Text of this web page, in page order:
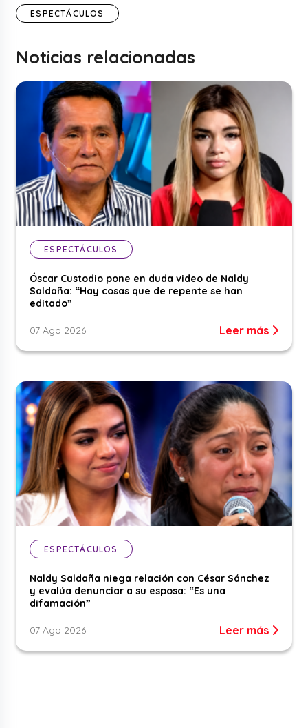
ESPECTÁCULOS
Noticias relacionadas
ESPECTÁCULOS
Óscar Custodio pone en duda video de Naldy
Saldaña: “Hay cosas que de repente se han
editado”
07 Ago 2026 Leer más
ESPECTÁCULOS
Naldy Saldaña niega relación con César Sánchez
y evalúa denunciar a su esposa: “Es una
difamación”
07 Ago 2026 Leer más